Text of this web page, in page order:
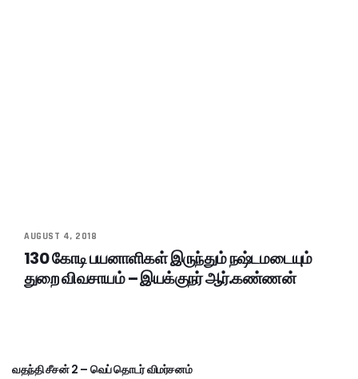
AUGUST 4, 2018
130 கோடி பயனாளிகள் இருந்தும் நஷ்டமடையும்
துறை விவசாயம் – இயக்குநர் ஆர்.கண்ணன்
வதந்தி சீசன் 2 – வெப் தொடர் விமர்சனம்